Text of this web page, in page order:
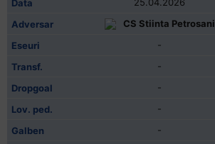
CS Stiinta Petrosani
-
-
-
-
-